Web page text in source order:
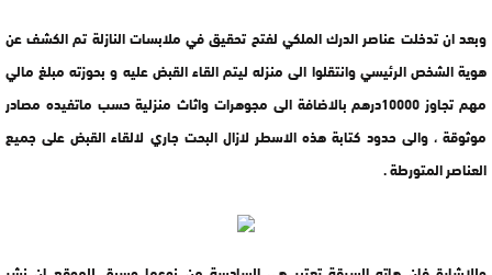
وبعد ان تدخلت عناصر الدرك الملكي لفتح تحقيق في ملابسات النازلة تم الكشف عن
هوية الشخص الرئيسي وانتقلوا الى منزله ليتم القاء القبض عليه و بحوزته مبلغ مالي
مهم تجاوز 10000درهم بالاضافة الى مجوهرات واثاث منزلية حسب ماتفيده مصادر
موثوقة ، والى حدود كتابة هذه الاسطر لازال البحت جاري لالقاء القبض على جميع
العناصر المتورطة .